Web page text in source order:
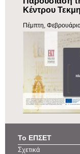
Κέντρου
Πέμπτη,
Το ΕΠΣΕΤ
Σχετικά